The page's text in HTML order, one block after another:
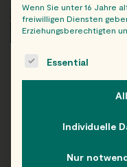
WIEN
Folge uns auf
Wenn Sie unter 16 Jahre
freiwilligen Diensten
Erziehungsberechtigten
The following is a
Essential
Individuelle
Nur